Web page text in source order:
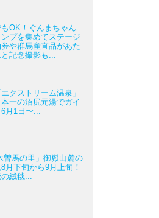
もOK！ぐんまちゃん
プを集めてステージ
や群馬産直品があた
記念撮影も...
クストリーム温泉」
一の沼尻元湯でガイ
月1日〜...
曽馬の里」御嶽山麓の
月下旬から9月上旬！
絨毯...